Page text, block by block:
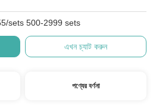
sets 500-2999 sets
এখন চ্যাট করুন
পণ্যের বর্ণনা